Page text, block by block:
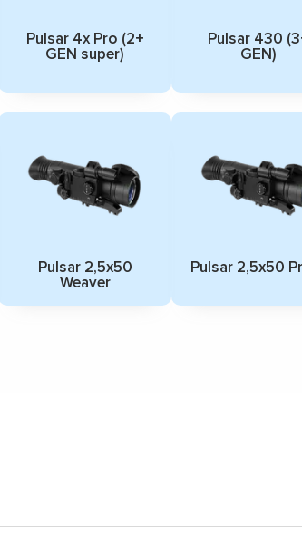
Pulsar 4x Pro (2+
GEN super)
Pulsar 430
GEN)
Pulsar 2,5x50
Weaver
Pulsar 2,5x50